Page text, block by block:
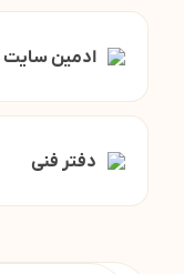
ادمین سایت
دفتر فنی